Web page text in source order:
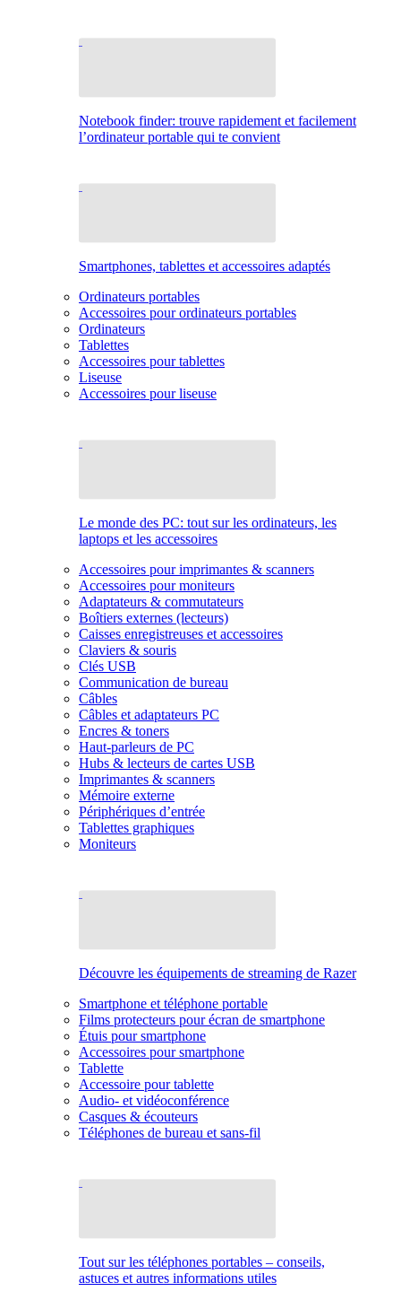
Notebook finder: trouve rapidement et facilement
l’ordinateur portable qui te convient
Smartphones, tablettes et accessoires adaptés
Ordinateurs portables
Accessoires pour ordinateurs portables
Ordinateurs
Tablettes
Accessoires pour tablettes
Liseuse
Accessoires pour liseuse
Le monde des PC: tout sur les ordinateurs, les
laptops et les accessoires
Accessoires pour imprimantes & scanners
Accessoires pour moniteurs
Adaptateurs & commutateurs
Boîtiers externes (lecteurs)
Caisses enregistreuses et accessoires
Claviers & souris
Clés USB
Communication de bureau
Câbles
Câbles et adaptateurs PC
Encres & toners
Haut-parleurs de PC
Hubs & lecteurs de cartes USB
Imprimantes & scanners
Mémoire externe
Périphériques d’entrée
Tablettes graphiques
Moniteurs
Découvre les équipements de streaming de Razer
Smartphone et téléphone portable
Films protecteurs pour écran de smartphone
Étuis pour smartphone
Accessoires pour smartphone
Tablette
Accessoire pour tablette
Audio- et vidéoconférence
Casques & écouteurs
Téléphones de bureau et sans-fil
Tout sur les téléphones portables – conseils,
astuces et autres informations utiles